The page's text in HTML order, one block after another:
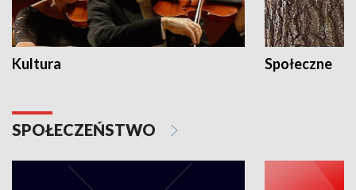
Kultura Społeczne
SPOŁECZEŃSTWO